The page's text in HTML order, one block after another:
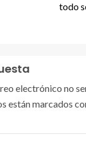
todo
electrónico no
están marcados